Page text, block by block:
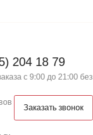
204 18 79
с 9:00 до 21:00 без
Заказать звонок